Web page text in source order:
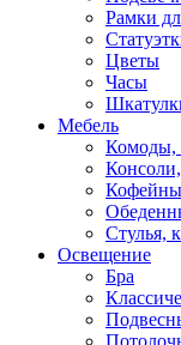
Рамки
Цветы
Часы
Мебель
Комоды,
Стулья,
Освещение
Бра